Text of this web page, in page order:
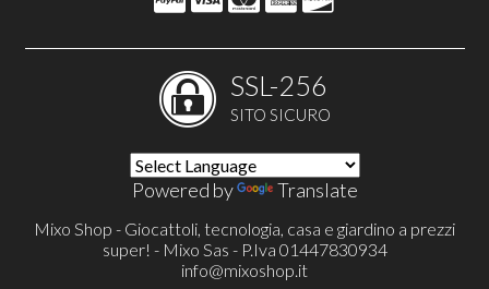
SSL-256
SITO SICURO
Powered by Translate
Mixo Shop - Giocattoli, tecnologia, casa e giardino a prezzi
super! - Mixo Sas - P.Iva 01447830934
info@mixoshop.it